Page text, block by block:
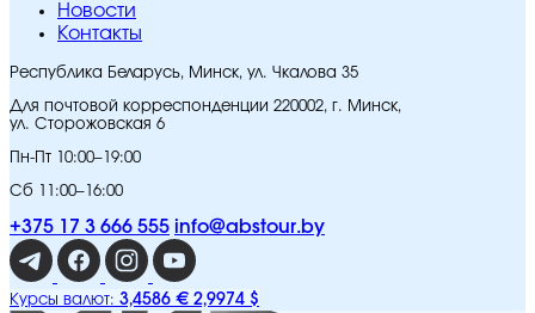
Новости
Контакты
Республика Беларусь, Минск, ул. Чкалова 35
Для почтовой корреспонденции 220002, г. Минск,
ул. Сторожовская 6
Пн-Пт 10:00–19:00
Сб 11:00–16:00
+375 17 3 666 555 info@abstour.by
Курсы валют: 3,4586 € 2,9974 $